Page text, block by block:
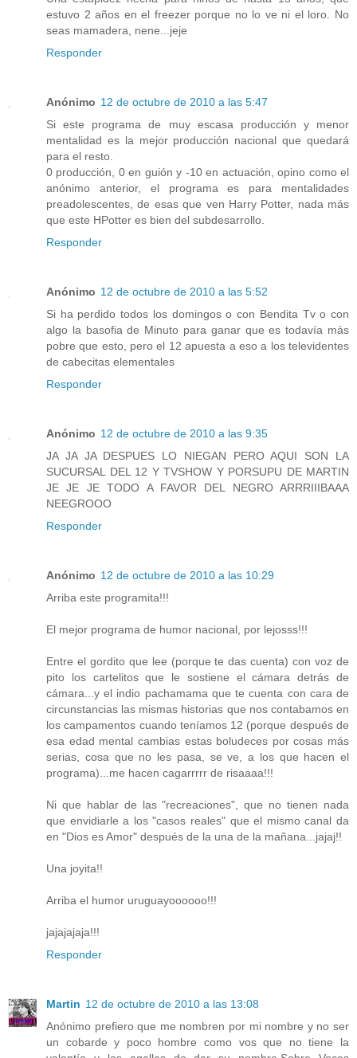
estuvo 2 años en el freezer porque no lo ve ni el loro. No
seas mamadera, nene...jeje
Responder
Anónimo 12 de octubre de 2010 a las 5:47
Si este programa de muy escasa producción y menor
mentalidad es la mejor producción nacional que quedará
para el resto.
0 producción, 0 en guión y -10 en actuación, opino como el
anónimo anterior, el programa es para mentalidades
preadolescentes, de esas que ven Harry Potter, nada más
que este HPotter es bien del subdesarrollo.
Responder
Anónimo 12 de octubre de 2010 a las 5:52
Si ha perdido todos los domingos o con Bendita Tv o con
algo la basofia de Minuto para ganar que es todavía más
pobre que esto, pero el 12 apuesta a eso a los televidentes
de cabecitas elementales
Responder
Anónimo 12 de octubre de 2010 a las 9:35
JA JA JA DESPUES LO NIEGAN PERO AQUI SON LA
SUCURSAL DEL 12 Y TVSHOW Y PORSUPU DE MARTIN
JE JE JE TODO A FAVOR DEL NEGRO ARRRIIIBAAA
NEEGROOO
Responder
Anónimo 12 de octubre de 2010 a las 10:29
Arriba este programita!!!
El mejor programa de humor nacional, por lejosss!!!
Entre el gordito que lee (porque te das cuenta) con voz de
pito los cartelitos que le sostiene el cámara detrás de
cámara...y el indio pachamama que te cuenta con cara de
circunstancias las mismas historias que nos contabamos en
los campamentos cuando teníamos 12 (porque después de
esa edad mental cambias estas boludeces por cosas más
serias, cosa que no les pasa, se ve, a los que hacen el
programa)...me hacen cagarrrrr de risaaaa!!!
Ni que hablar de las "recreaciones", que no tienen nada
que envidiarle a los "casos reales" que el mismo canal da
en "Dios es Amor" después de la una de la mañana...jajaj!!
Una joyita!!
Arriba el humor uruguayoooooo!!!
jajajajaja!!!
Responder
Martin 12 de octubre de 2010 a las 13:08
Anónimo prefiero que me nombren por mi nombre y no ser
un cobarde y poco hombre como vos que no tiene la